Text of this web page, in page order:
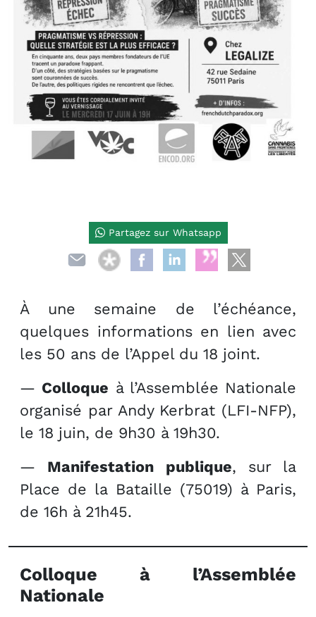
À une semaine de l’échéance,
quelques informations en lien avec
les 50 ans de l’Appel du 18 joint.
— Colloque à l’Assemblée Nationale
organisé par Andy Kerbrat (LFI-NFP),
le 18 juin, de 9h30 à 19h30.
— Manifestation publique, sur la
Place de la Bataille (75019) à Paris,
de 16h à 21h45.
Colloque à l’Assemblée
Nationale
Partagez sur Whatsapp